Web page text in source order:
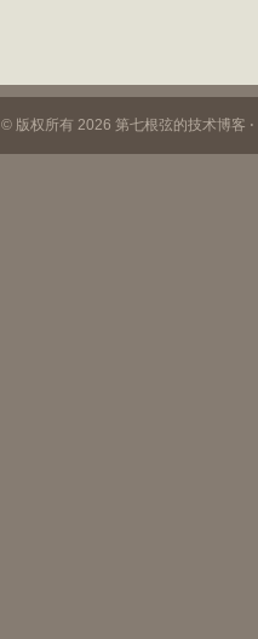
© 版权所有 2026 第七根弦的技术博客